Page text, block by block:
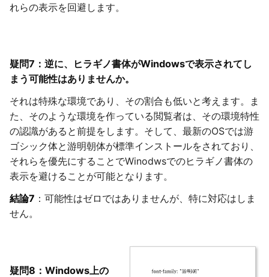
れらの表示を回避します。
疑問7：逆に、ヒラギノ書体がWindowsで表示されてし
まう可能性はありませんか。
それは特殊な環境であり、その割合も低いと考えます。ま
た、そのような環境を作っている閲覧者は、その環境特性
の認識があると前提をします。そして、最新のOSでは游
ゴシック体と游明朝体が標準インストールをされており、
それらを優先にすることでWinodwsでのヒラギノ書体の
表示を避けることが可能となります。
結論7 ：可能性はゼロではありませんが、特に対応はしま
せん。
疑問8：Windows上の